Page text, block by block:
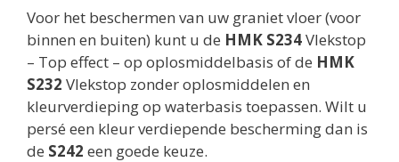
Voor het beschermen van uw graniet vloer (voor
binnen en buiten) kunt u de HMK S234Vlekstop
– Top effect – op oplosmiddelbasis of de HMK
S232 Vlekstop zonder oplosmiddelen en
kleurverdieping op waterbasis toepassen. Wilt u
persé een kleur verdiepende bescherming dan is
de S242 een goede keuze.